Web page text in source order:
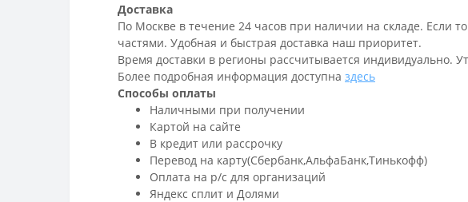
Доставка
По Москве в течение 24 часов при наличии на складе. Если
частями. Удобная и быстрая доставка наш приоритет.
Время доставки в регионы рассчитывается индивидуально.
Более подробная информация доступна здесь
Способы оплаты
Наличными при получении
Картой на сайте
В кредит или рассрочку
Перевод на карту(Сбербанк,АльфаБанк,Тинькофф)
Оплата на р/c для организаций
Яндекс сплит и Долями